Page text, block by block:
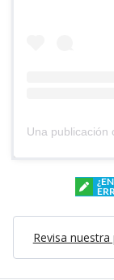
Revisa